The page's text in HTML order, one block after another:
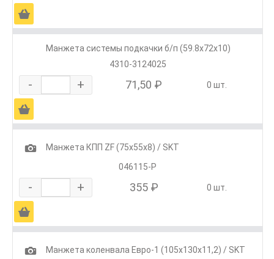
Ä
Манжета системы подкачки б/п (59.8х72х10)
4310-3124025
- + 71,50 ₽ 0 шт.
Ä
1
Манжета КПП ZF (75х55х8) / SKT
046115-Р
- + 355 ₽ 0 шт.
Ä
1
Манжета коленвала Евро-1 (105х130х11,2) / SKT